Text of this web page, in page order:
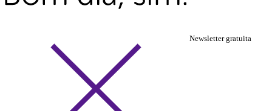
Newsletter gratuita